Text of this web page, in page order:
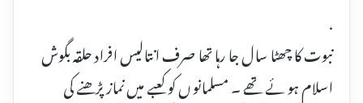
.
نبوت کا چھٹا سال جا رہا تھا صرف انتالیس افراد حلقہ بگوش
اسلام ہو ئے تھے ۔ مسلمانو ں کو کعبے میں نماز پڑھنے کی